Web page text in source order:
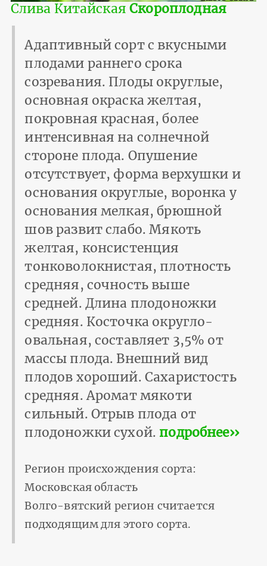
Слива КитайскаяСкороплодная
Адаптивный сорт с вкусными
плодами раннего срока
созревания. Плоды округлые,
основная окраска желтая,
покровная красная, более
интенсивная на солнечной
стороне плода. Опушение
отсутствует, форма верхушки и
основания округлые, воронка у
основания мелкая, брюшной
шов развит слабо. Мякоть
желтая, консистенция
тонковолокнистая, плотность
средняя, сочность выше
средней. Длина плодоножки
средняя. Косточка округло-
овальная, составляет 3,5% от
массы плода. Внешний вид
плодов хороший. Сахаристость
средняя. Аромат мякоти
сильный. Отрыв плода от
плодо­ножки сухой. подробнее››
Регион происхождения сорта:
Московская область
Волго-вятский регион считается
подходящим для этого сорта.